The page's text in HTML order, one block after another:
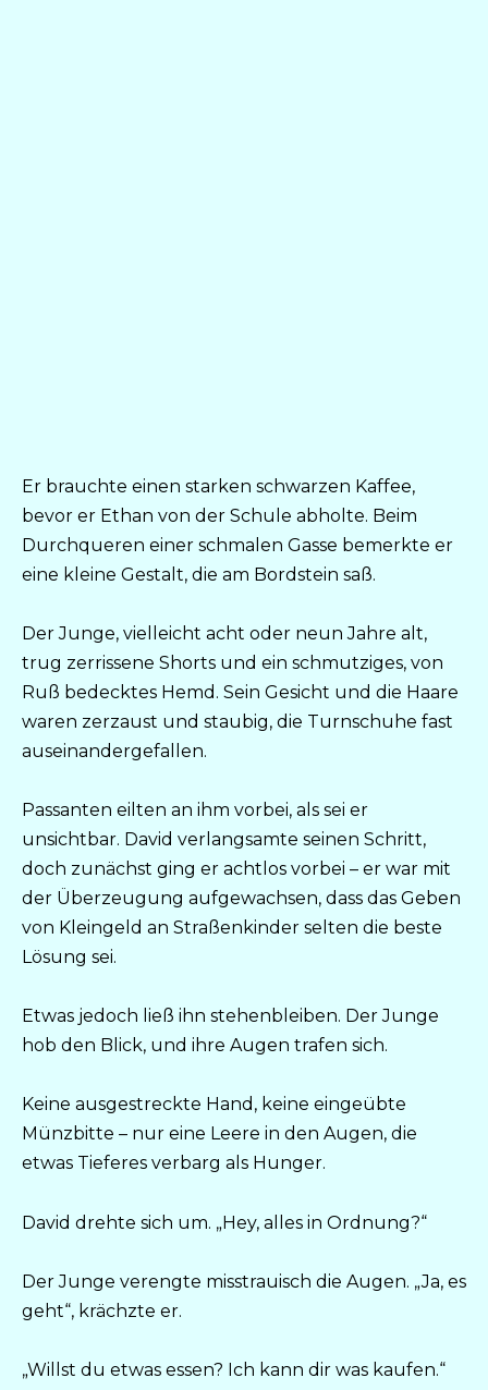
Er brauchte einen starken schwarzen Kaffee,
bevor er Ethan von der Schule abholte. Beim
Durchqueren einer schmalen Gasse bemerkte er
eine kleine Gestalt, die am Bordstein saß.
Der Junge, vielleicht acht oder neun Jahre alt,
trug zerrissene Shorts und ein schmutziges, von
Ruß bedecktes Hemd. Sein Gesicht und die Haare
waren zerzaust und staubig, die Turnschuhe fast
auseinandergefallen.
Passanten eilten an ihm vorbei, als sei er
unsichtbar. David verlangsamte seinen Schritt,
doch zunächst ging er achtlos vorbei – er war mit
der Überzeugung aufgewachsen, dass das Geben
von Kleingeld an Straßenkinder selten die beste
Lösung sei.
Etwas jedoch ließ ihn stehenbleiben. Der Junge
hob den Blick, und ihre Augen trafen sich.
Keine ausgestreckte Hand, keine eingeübte
Münzbitte – nur eine Leere in den Augen, die
etwas Tieferes verbarg als Hunger.
David drehte sich um. „Hey, alles in Ordnung?“
Der Junge verengte misstrauisch die Augen. „Ja, es
geht“, krächzte er.
„Willst du etwas essen? Ich kann dir was kaufen.“